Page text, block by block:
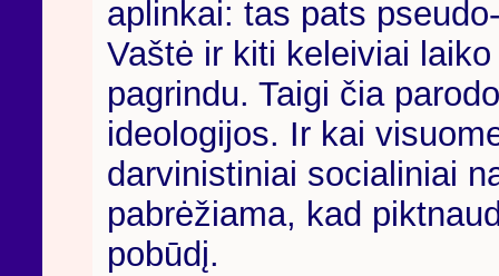
aplinkai: tas pats
Vaštė ir kiti keleiviai
pagrindu. Taigi čia
ideologijos. Ir kai
darvinistiniai socialiniai
pabrėžiama, kad
pobūdį.